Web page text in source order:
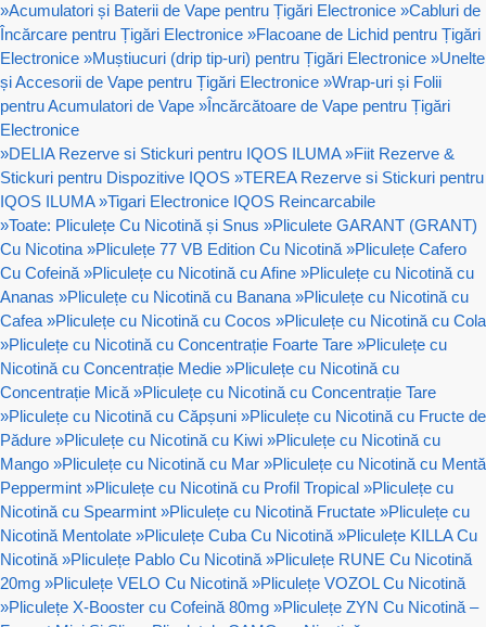
»Acumulatori și Baterii de Vape pentru Țigări Electronice »Cabluri de
Încărcare pentru Țigări Electronice »Flacoane de Lichid pentru Țigări
Electronice »Muștiucuri (drip tip-uri) pentru Țigări Electronice »Unelte
și Accesorii de Vape pentru Țigări Electronice »Wrap-uri și Folii
pentru Acumulatori de Vape »Încărcătoare de Vape pentru Țigări
Electronice
»DELIA Rezerve si Stickuri pentru IQOS ILUMA »Fiit Rezerve &
Stickuri pentru Dispozitive IQOS »TEREA Rezerve si Stickuri pentru
IQOS ILUMA »Tigari Electronice IQOS Reincarcabile
»Toate: Pliculețe Cu Nicotină și Snus »Pliculete GARANT (GRANT)
Cu Nicotina »Pliculețe 77 VB Edition Cu Nicotină »Pliculețe Cafero
Cu Cofeină »Pliculețe cu Nicotină cu Afine »Pliculețe cu Nicotină cu
Ananas »Pliculețe cu Nicotină cu Banana »Pliculețe cu Nicotină cu
Cafea »Pliculețe cu Nicotină cu Cocos »Pliculețe cu Nicotină cu Cola
»Pliculețe cu Nicotină cu Concentrație Foarte Tare »Pliculețe cu
Nicotină cu Concentrație Medie »Pliculețe cu Nicotină cu
Concentrație Mică »Pliculețe cu Nicotină cu Concentrație Tare
»Pliculețe cu Nicotină cu Căpșuni »Pliculețe cu Nicotină cu Fructe de
Pădure »Pliculețe cu Nicotină cu Kiwi »Pliculețe cu Nicotină cu
Mango »Pliculețe cu Nicotină cu Mar »Pliculețe cu Nicotină cu Mentă
Peppermint »Pliculețe cu Nicotină cu Profil Tropical »Pliculețe cu
Nicotină cu Spearmint »Pliculețe cu Nicotină Fructate »Pliculețe cu
Nicotină Mentolate »Pliculețe Cuba Cu Nicotină »Pliculețe KILLA Cu
Nicotină »Pliculețe Pablo Cu Nicotină »Pliculețe RUNE Cu Nicotină
20mg »Pliculețe VELO Cu Nicotină »Pliculețe VOZOL Cu Nicotină
»Pliculețe X-Booster cu Cofeină 80mg »Pliculețe ZYN Cu Nicotină –